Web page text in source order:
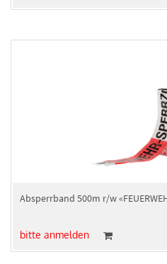
Absperrband 500m r/w
bitte anmelden